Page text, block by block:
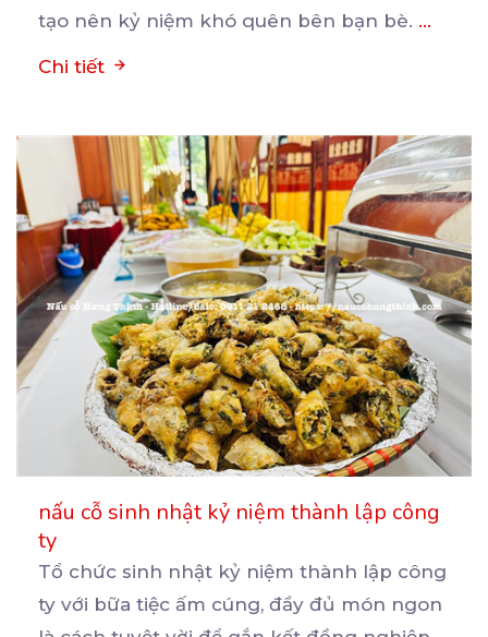
tạo nên kỷ niệm khó quên bên bạn bè. ...
Chi tiết
nấu cỗ sinh nhật kỷ niệm thành lập công
ty
Tổ chức sinh nhật kỷ niệm thành lập công
ty với bữa tiệc ấm cúng, đầy đủ món ngon